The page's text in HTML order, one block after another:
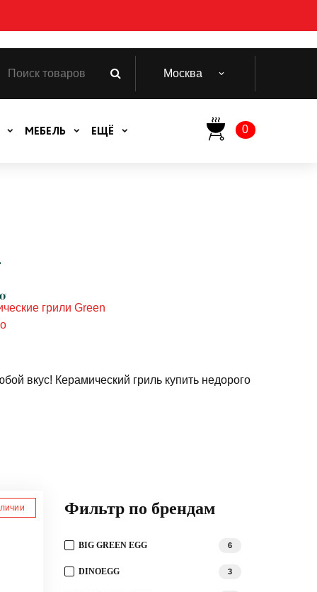
Москва
0
МЕБЕЛЬ ЕЩЁ
грили Green
вкус! Керамический гриль купить недорого
Фильтр по брендам
BIG GREEN EGG 6
DINOEGG 3